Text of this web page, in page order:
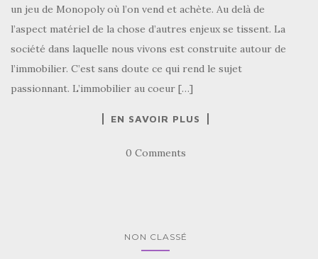
un jeu de Monopoly où l’on vend et achète. Au delà de
l’aspect matériel de la chose d’autres enjeux se tissent. La
société dans laquelle nous vivons est construite autour de
l’immobilier. C’est sans doute ce qui rend le sujet
passionnant. L’immobilier au coeur […]
EN SAVOIR PLUS
0 Comments
NON CLASSÉ